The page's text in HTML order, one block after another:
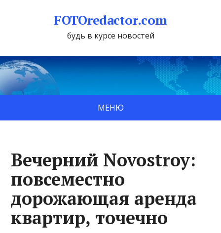
FOTOredactor.com
будь в курсе новостей
МЕНЮ
Вечерний Novostroy:
повсеместно
дорожающая аренда
квартир, точечно